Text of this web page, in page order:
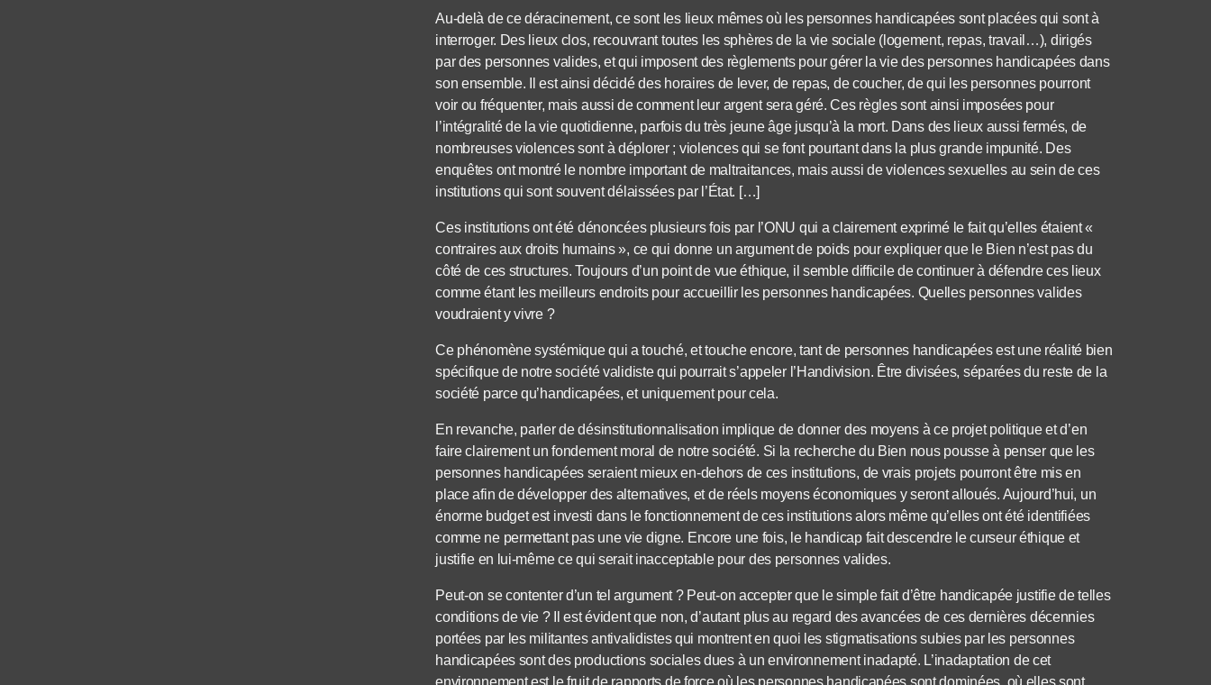
Au-delà de ce déracinement, ce sont les lieux mêmes où les personnes handicapées sont placées qui sont à
interroger. Des lieux clos, recouvrant toutes les sphères de la vie sociale (logement, repas, travail…), dirigés
par des personnes valides, et qui imposent des règlements pour gérer la vie des personnes handicapées dans
son ensemble. Il est ainsi décidé des horaires de lever, de repas, de coucher, de qui les personnes pourront
voir ou fréquenter, mais aussi de comment leur argent sera géré. Ces règles sont ainsi imposées pour
l’intégralité de la vie quotidienne, parfois du très jeune âge jusqu’à la mort. Dans des lieux aussi fermés, de
nombreuses violences sont à déplorer ; violences qui se font pourtant dans la plus grande impunité. Des
enquêtes ont montré le nombre important de maltraitances, mais aussi de violences sexuelles au sein de ces
institutions qui sont souvent délaissées par l’État. […]
Ces institutions ont été dénoncées plusieurs fois par l’ONU qui a clairement exprimé le fait qu’elles étaient «
contraires aux droits humains », ce qui donne un argument de poids pour expliquer que le Bien n’est pas du
côté de ces structures. Toujours d’un point de vue éthique, il semble difficile de continuer à défendre ces lieux
comme étant les meilleurs endroits pour accueillir les personnes handicapées. Quelles personnes valides
voudraient y vivre ?
Ce phénomène systémique qui a touché, et touche encore, tant de personnes handicapées est une réalité bien
spécifique de notre société validiste qui pourrait s’appeler l’Handivision. Être divisées, séparées du reste de la
société parce qu’handicapées, et uniquement pour cela.
En revanche, parler de désinstitutionnalisation implique de donner des moyens à ce projet politique et d’en
faire clairement un fondement moral de notre société. Si la recherche du Bien nous pousse à penser que les
personnes handicapées seraient mieux en-dehors de ces institutions, de vrais projets pourront être mis en
place afin de développer des alternatives, et de réels moyens économiques y seront alloués. Aujourd’hui, un
énorme budget est investi dans le fonctionnement de ces institutions alors même qu’elles ont été identifiées
comme ne permettant pas une vie digne. Encore une fois, le handicap fait descendre le curseur éthique et
justifie en lui-même ce qui serait inacceptable pour des personnes valides.
Peut-on se contenter d’un tel argument ? Peut-on accepter que le simple fait d’être handicapée justifie de telles
conditions de vie ? Il est évident que non, d’autant plus au regard des avancées de ces dernières décennies
portées par les militantes antivalidistes qui montrent en quoi les stigmatisations subies par les personnes
handicapées sont des productions sociales dues à un environnement inadapté. L’inadaptation de cet
environnement est le fruit de rapports de force où les personnes handicapées sont dominées, où elles sont